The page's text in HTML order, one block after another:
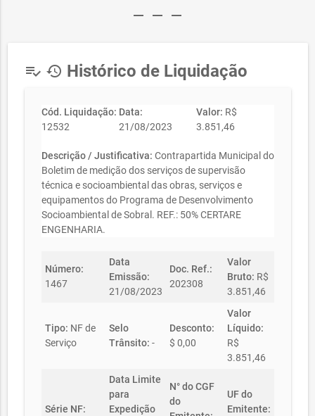
remove remove remove
playlist_add_check history Histórico de Liquidação
Cód. Liquidação:
12532
Data:
21/08/2023
Valor: R$
3.851,46
Descrição / Justificativa: Contrapartida Municipal do
Boletim de medição dos serviços de supervisão
técnica e socioambiental das obras, serviços e
equipamentos do Programa de Desenvolvimento
Socioambiental de Sobral. REF.: 50% CERTARE
ENGENHARIA.
Número:
1467
Data
Emissão:
21/08/2023
Doc. Ref.:
202308
Valor
Bruto: R$
3.851,46
Tipo: NF de
Serviço
Selo
Trânsito: -
Desconto:
$ 0,00
Valor
Líquido:
R$
3.851,46
Série NF:
Data Limite
para
Expedição
N° do CGF
do
UF do
Emitente: